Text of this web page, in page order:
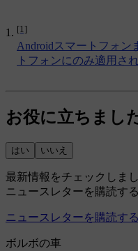
[1]
Androidスマートフォン
トフォンにのみ適用さ
お役に立ちまし
はい いいえ